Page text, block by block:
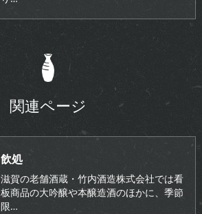
関連ページ
飲処
滋賀の老舗酒蔵・竹内酒造株式会社では看
板商品の大吟醸や本醸造酒のほかに、季節
限…